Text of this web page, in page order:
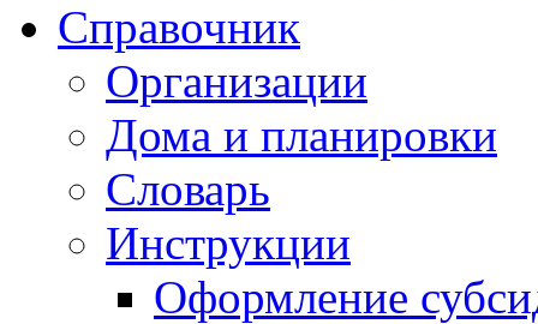
Справочник
Организации
Дома и планировки
Словарь
Инструкции
Оформление